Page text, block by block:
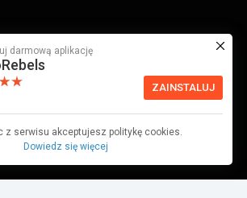
darmową aplikację
ZAINSTALUJ
z serwisu akceptujesz politykę cookies.
Dowiedz się więcej